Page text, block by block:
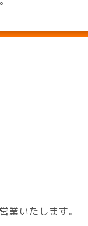
いたします。